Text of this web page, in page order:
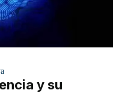
y su